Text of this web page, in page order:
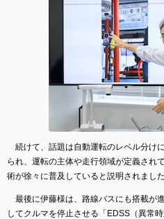
続けて、話題は自動運転のレベル分け
られ、運転の主体や走行領域が定義され
術が徐々に普及していると説明されました
最後に伊藤様は、路線バスにも搭載が
してクルマを停止させる「EDSS（異常